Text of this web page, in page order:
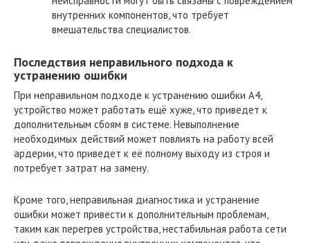
внутренних компонентов, что требует
вмешательства специалистов.
Последствия неправильного подхода к
устранению ошибки
При неправильном подходе к устранению ошибки A4,
устройство может работать ещё хуже, что приведет к
дополнительным сбоям в системе. Невыполнение
необходимых действий может повлиять на работу всей
ардерии, что приведет к её полному выходу из строя и
потребует затрат на замену.
Кроме того, неправильная диагностика и устранение
ошибки может привести к дополнительным проблемам,
таким как перегрев устройства, нестабильная работа сети